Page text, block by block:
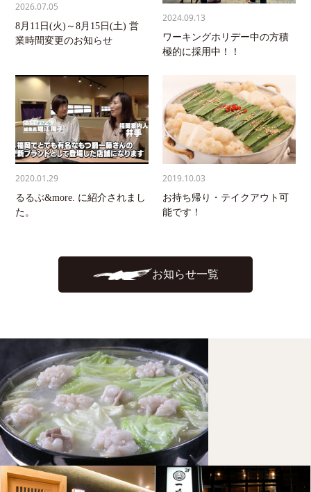
2026.07.05
8月11日(火)～8月15日(土) 営
業時間変更のお知らせ
2024.09.13
ワーキングホリデー中の方積
極的に採用中！！
2020.01.29
るるぶ&more. に紹介されまし
た。
2019.10.03
お持ち帰り・テイクアウト可
能です！
お知らせ一覧